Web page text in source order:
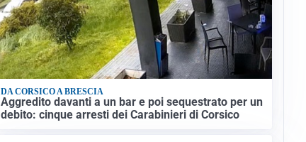
DA CORSICO A BRESCIA
Aggredito davanti a un bar e poi sequestrato per un
debito: cinque arresti dei Carabinieri di Corsico